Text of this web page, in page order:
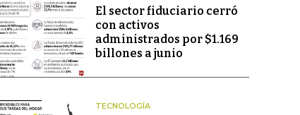
El sector fiduciario cerró
con activos
administrados por $1.169
billones a junio
TECNOLOGÍA